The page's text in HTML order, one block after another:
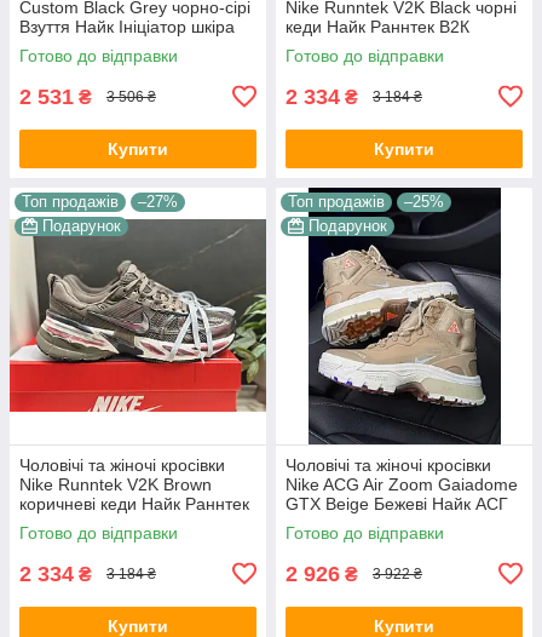
Custom Black Grey чорно-сірі
Взуття Найк Ініціатор шкіра
текстиль демісезонні для
хлопців
Готово до відправки
2 531 ₴ 3 506 ₴
Купити
Nike Runntek V2K Black чорні
кеди Найк Раннтек В2К
текстиль демісезон унісекс
В'єтнам
Готово до відправки
2 334 ₴ 3 184 ₴
Купити
Топ продажів
–27%
Подарунок
Чоловічі та жіночі кросівки
Nike Runntek V2K Brown
коричневі кеди Найк Раннтек
В2К текстиль демісезон
унісекс В'єтнам
Готово до відправки
2 334 ₴ 3 184 ₴
Купити
Топ продажів
–25%
Подарунок
Чоловічі та жіночі кросівки
Nike ACG Air Zoom Gaiadome
GTX Beige Бежеві Найк АСГ
гума текстиль gore-tex осінь
зима унісекс
Готово до відправки
2 926 ₴ 3 922 ₴
Купити